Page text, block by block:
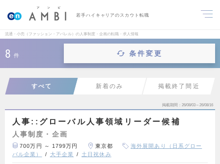
若手ハイキャリアのスカウト転職
流通・小売（ファッション・アパレル）の人事制度・企画の転職・求人情報
8 件 条件変更
すべて 新着のみ 掲載終了間近
掲載期間 26/08/03～26/08/16
人事::グローバル人事領域リーダー候補
人事制度・企画
700万円 ～ 1799万円 東京都
海外展開あり（日系グロー
バル企業）
大手企業 土日祝休み